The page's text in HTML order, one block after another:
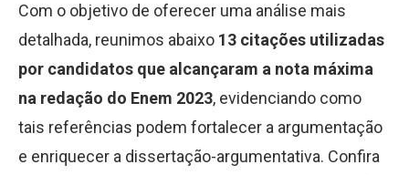
Com o objetivo de oferecer uma análise mais
detalhada, reunimos abaixo 13 citações utilizadas
por candidatos que alcançaram a nota máxima
na redação do Enem 2023, evidenciando como
tais referências podem fortalecer a argumentação
e enriquecer a dissertação-argumentativa. Confira